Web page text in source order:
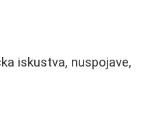
iskustva, nuspojave,